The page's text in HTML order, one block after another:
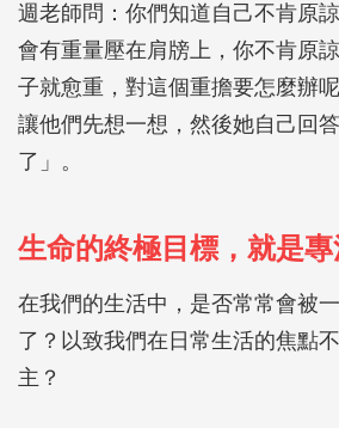
週老師問：你們知道自己不肯原
會有重量壓在肩牓上，你不肯原
子就愈重，對這個重擔要怎麼辦
讓他們先想一想，然後她自己回
了」。
生命的終極目標，就是專
在我們的生活中，是否常常會被
了？以致我們在日常生活的焦點
主？